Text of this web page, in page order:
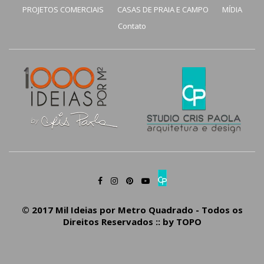
PROJETOS COMERCIAIS CASAS DE PRAIA E CAMPO
MÍDIA
Contato
© 2017 Mil Ideias por Metro Quadrado - Todos os
Direitos Reservados :: by TOPO